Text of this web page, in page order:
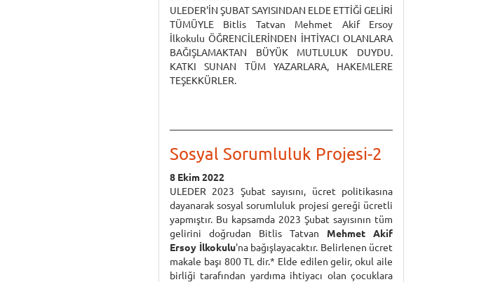
ULEDER'İN ŞUBAT SAYISINDAN ELDE ETTİĞİ GELİRİ
TÜMÜYLE Bitlis Tatvan Mehmet Akif Ersoy
İlkokulu ÖĞRENCİLERİNDEN İHTİYACI OLANLARA
BAĞIŞLAMAKTAN BÜYÜK MUTLULUK DUYDU.
KATKI SUNAN TÜM YAZARLARA, HAKEMLERE
TEŞEKKÜRLER.
Sosyal Sorumluluk Projesi-2
8 Ekim 2022
ULEDER 2023 Şubat sayısını, ücret politikasına
dayanarak sosyal sorumluluk projesi gereği ücretli
yapmıştır. Bu kapsamda 2023 Şubat sayısının tüm
gelirini doğrudan Bitlis Tatvan Mehmet Akif
Ersoy İlkokulu'na bağışlayacaktır. Belirlenen ücret
makale başı 800 TL dir.* Elde edilen gelir, okul aile
birliği tarafından yardıma ihtiyacı olan çocuklara